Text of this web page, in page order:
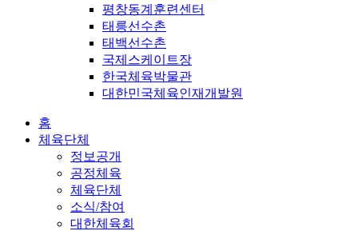
평창동계훈련센터
태릉선수촌
태백선수촌
국제스케이트장
한국체육박물관
대한민국체육인재개발원
홈
체육단체
정보공개
공정체육
체육단체
소식/참여
대한체육회